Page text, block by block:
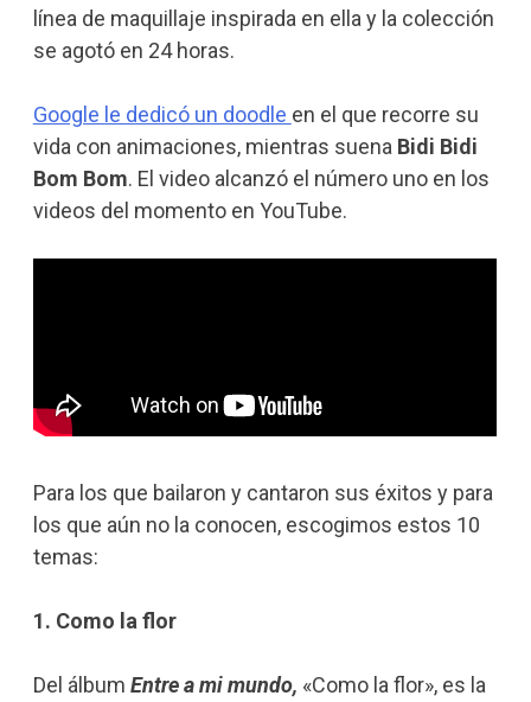
línea de maquillaje inspirada en ella y la colección
se agotó en 24 horas.
Google le dedicó un doodle en el que recorre su
vida con animaciones, mientras suena Bidi Bidi
Bom Bom. El video alcanzó el número uno en los
videos del momento en YouTube.
Para los que bailaron y cantaron sus éxitos y para
los que aún no la conocen, escogimos estos 10
temas:
1. Como la flor
Del álbum Entre a mi mundo, «Como la flor», es la